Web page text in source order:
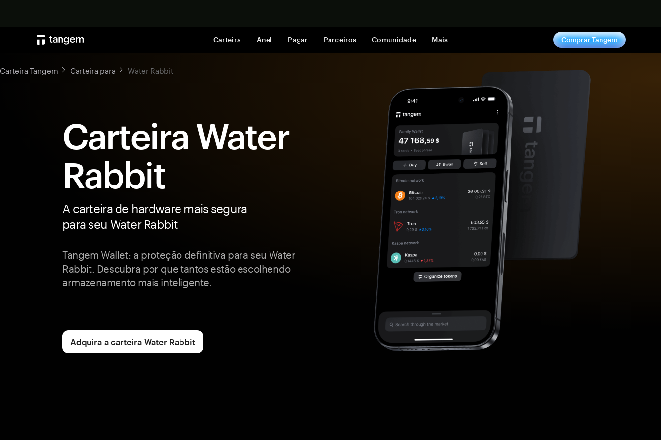
Carteira Anel Pagar Parceiros Comunidade Mais Comprar Tangem
Carteira Tangem Carteira para Water Rabbit
Carteira Water
Rabbit
A carteira de hardware mais segura
para seu Water Rabbit
Tangem Wallet: a proteção definitiva para seu Water
Rabbit. Descubra por que tantos estão escolhendo
armazenamento mais inteligente.
Adquira a carteira Water Rabbit